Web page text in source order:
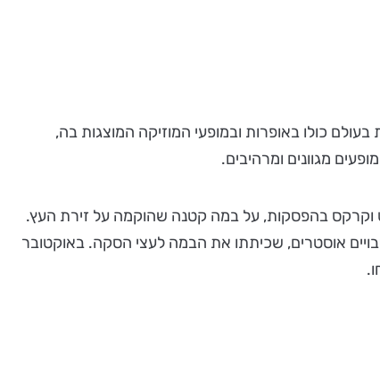
כולו באופרות ובמופעי המוזיקה המוצגות בה,
עם מופעי בלט וקרקס בהפסקות, על במה קטנה שהוקמה על זירת העץ.
לשבויים אוסטרים, שכיתתו את הבמה לעצי הסקה. באוקטובר